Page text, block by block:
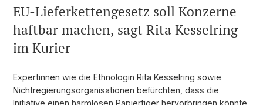
EU-Lieferkettengesetz soll Konzerne
haftbar machen, sagt Rita Kesselring
im Kurier
Expertinnen wie die Ethnologin Rita Kesselring sowie
Nichtregierungsorganisationen befürchten, dass die
Initiative einen harmlosen Papiertiger hervorbringen könnte,